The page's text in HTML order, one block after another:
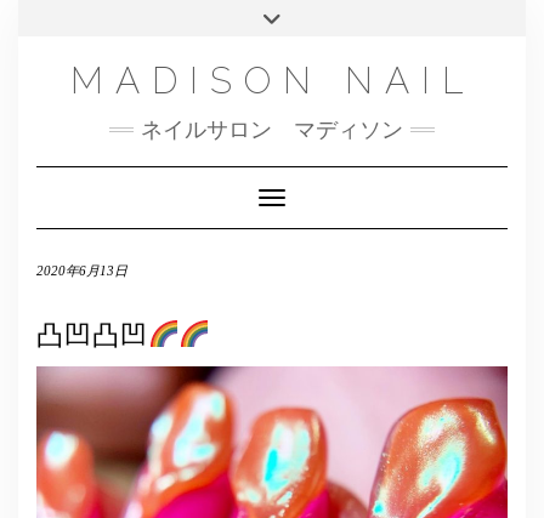
NAILBOOK(ご予約はこちら）
FACEBOOK
メール
MADISON NAIL
ネイルサロン マディソン
Toggle Navigation
2020年6月13日
凸凹凸凹